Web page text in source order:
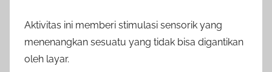
Aktivitas ini memberi stimulasi sensorik yang
menenangkan sesuatu yang tidak bisa digantikan
oleh layar.